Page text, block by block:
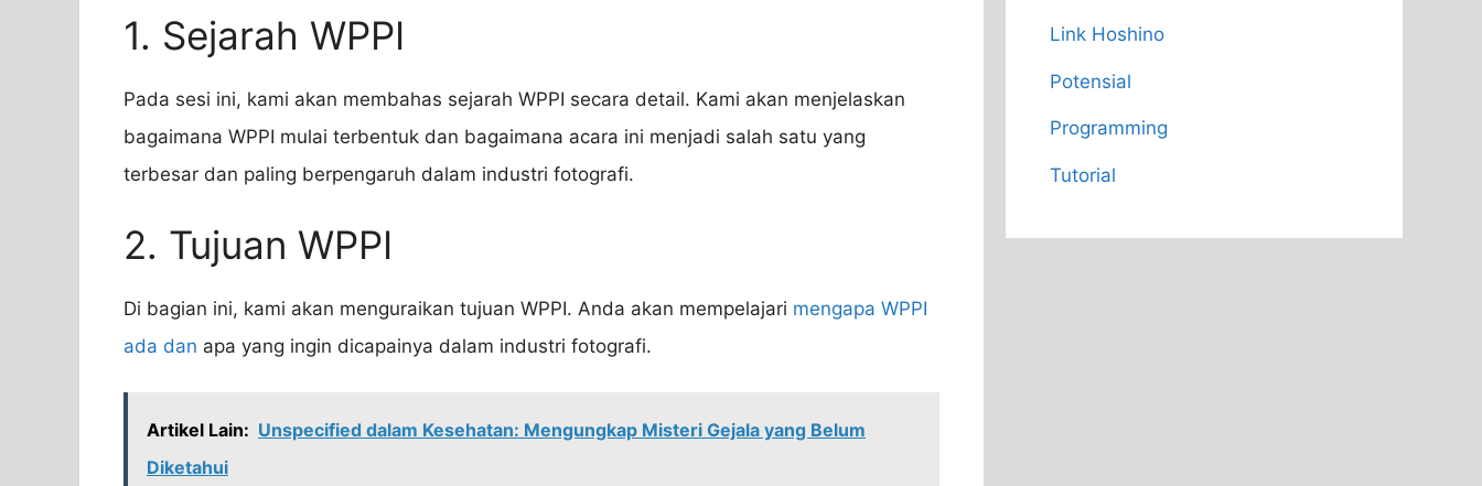
1. Sejarah WPPI
Pada sesi ini, kami akan membahas sejarah WPPI secara detail. Kami akan menjelaskan
bagaimana WPPI mulai terbentuk dan bagaimana acara ini menjadi salah satu yang
terbesar dan paling berpengaruh dalam industri fotografi.
2. Tujuan WPPI
Di bagian ini, kami akan menguraikan tujuan WPPI. Anda akan mempelajari mengapa WPPI
ada dan apa yang ingin dicapainya dalam industri fotografi.
Artikel Lain: Unspecified dalam Kesehatan: Mengungkap Misteri Gejala yang Belum
Diketahui
Link Hoshino
Potensial
Programming
Tutorial